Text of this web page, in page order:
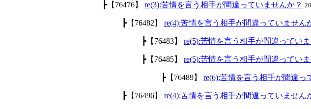
┣【76476】 re(3):苦情を言う相手が間違っていませんか？
┣【76482】 re(4):苦情を言う相手が間違っていません
┣【76483】 re(5):苦情を言う相手が間違ってい
┣【76485】 re(5):苦情を言う相手が間違ってい
┣【76489】 re(6):苦情を言う相手が間違っ
┣【76496】 re(4):苦情を言う相手が間違っていません